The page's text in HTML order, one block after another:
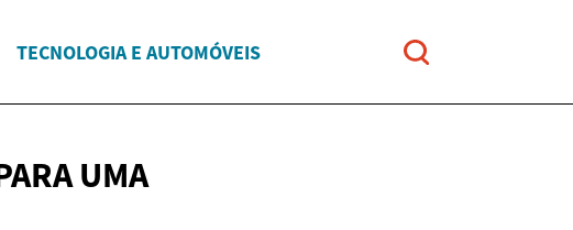
TECNOLOGIA E AUTOMÓVEIS
UMA